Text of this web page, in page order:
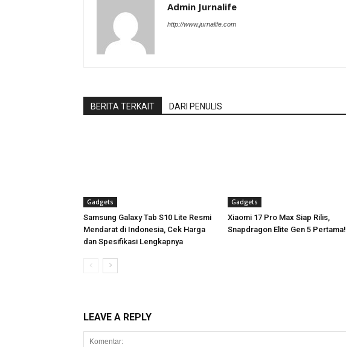
Admin Jurnalife
http://www.jurnalife.com
BERITA TERKAIT DARI PENULIS
Gadgets
Samsung Galaxy Tab S10 Lite Resmi
Mendarat di Indonesia, Cek Harga
dan Spesifikasi Lengkapnya
Gadgets
Xiaomi 17 Pro Max Siap Rilis,
Snapdragon Elite Gen 5 Pertama!
LEAVE A REPLY